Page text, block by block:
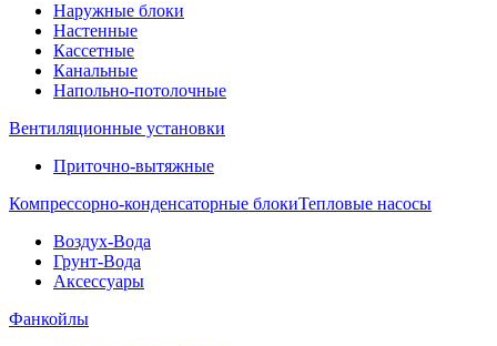
Наружные блоки
Настенные
Кассетные
Канальные
Напольно-потолочные
Вентиляционные установки
Приточно-вытяжные
Компрессорно-конденсаторные блокиТепловые насосы
Воздух-Вода
Грунт-Вода
Аксессуары
Фанкойлы